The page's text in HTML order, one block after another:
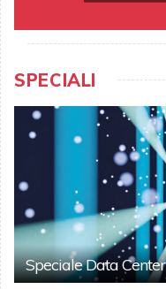
SPECIALI
Speciale Data Center